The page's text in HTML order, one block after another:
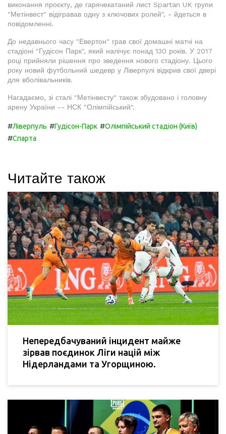
виконання проєкту, де гарячекатаний лист Spartan UK групи
"Метінвест" відігравав одну з ключових ролей", - йдеться в
повідомленні.
До недавнього часу "Евертон" грав свої домашні матчі на
стадіоні "Гудісон Парк", який налічує понад 130 років. У 2017
році прийняли рішення про зведення нового стадіону. Цього
року новий футбольний шедевр у Ліверпулі відкрив свої двері
для вболівальників.
Нагадаємо, зі сталі "Метінвесту" також збудовано і головну
арену України -- НСК "Олімпійський".
#Ліверпуль #Гудісон-Парк #Олімпійський стадіон (Київ)
#Спарта
Читайте також
Непередбачуваний інцидент майже
зірвав поєдинок Ліги націй між
Нідерландами та Угорщиною.